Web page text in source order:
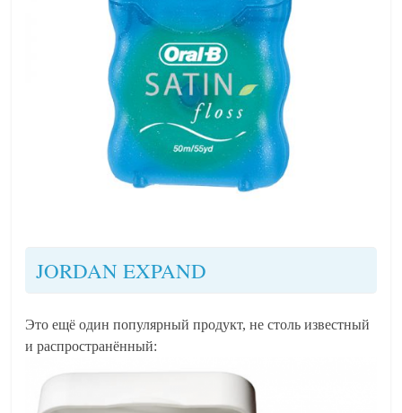
JORDAN EXPAND
Это ещё один популярный продукт, не столь известный
и распространённый: